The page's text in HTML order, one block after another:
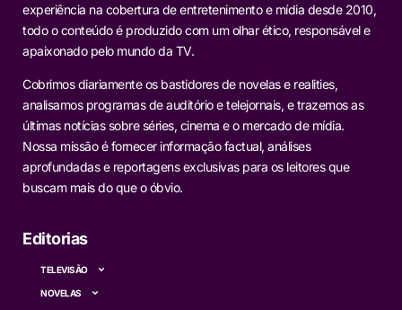
experiência na cobertura de entretenimento e mídia desde 2010,
todo o conteúdo é produzido com um olhar ético, responsável e
apaixonado pelo mundo da TV.
Cobrimos diariamente os bastidores de novelas e realities,
analisamos programas de auditório e telejornais, e trazemos as
últimas notícias sobre séries, cinema e o mercado de mídia.
Nossa missão é fornecer informação factual, análises
aprofundadas e reportagens exclusivas para os leitores que
buscam mais do que o óbvio.
Editorias
TELEVISÃO
NOVELAS